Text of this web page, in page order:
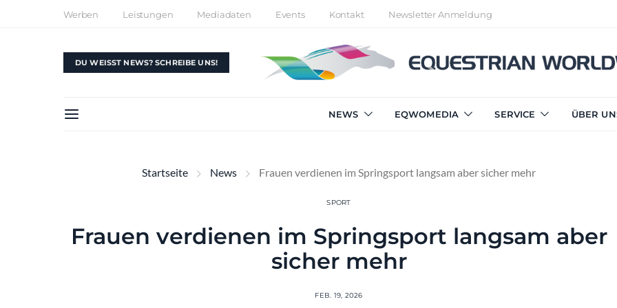
Werben Leistungen Mediadaten Events Kontakt Newsletter Anmeldung
DU WEISST NEWS? SCHREIBE UNS!
NEWS EQWOMEDIA SERVICE ÜBER
Startseite News Frauen verdienen im Springsport langsam aber sicher mehr
SPORT
Frauen verdienen im Springsport langsam aber
sicher mehr
FEB. 19, 2026